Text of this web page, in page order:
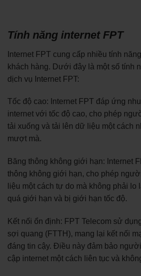
Tính năng internet FPT
Internet FPT cung cấp nhiều tính
khách hàng. Dưới đây là một số tính
dịch vụ Internet FPT:
Tốc độ cao: Internet FPT đáp ứng
internet với tốc độ cao, cho phép
tải xuống và tải lên dữ liệu một cách
mượt mà.
Băng thông không giới hạn: Internet
thông không giới hạn, cho phép
liệu một cách tự do mà không phải
quá giới hạn và bị giới hạn tốc độ.
Kết nối ổn định: FPT Telecom sử
sợi quang (FTTH), mang lại kết nối
đáng tin cậy. Điều này đảm bảo
cập internet một cách liên tục và